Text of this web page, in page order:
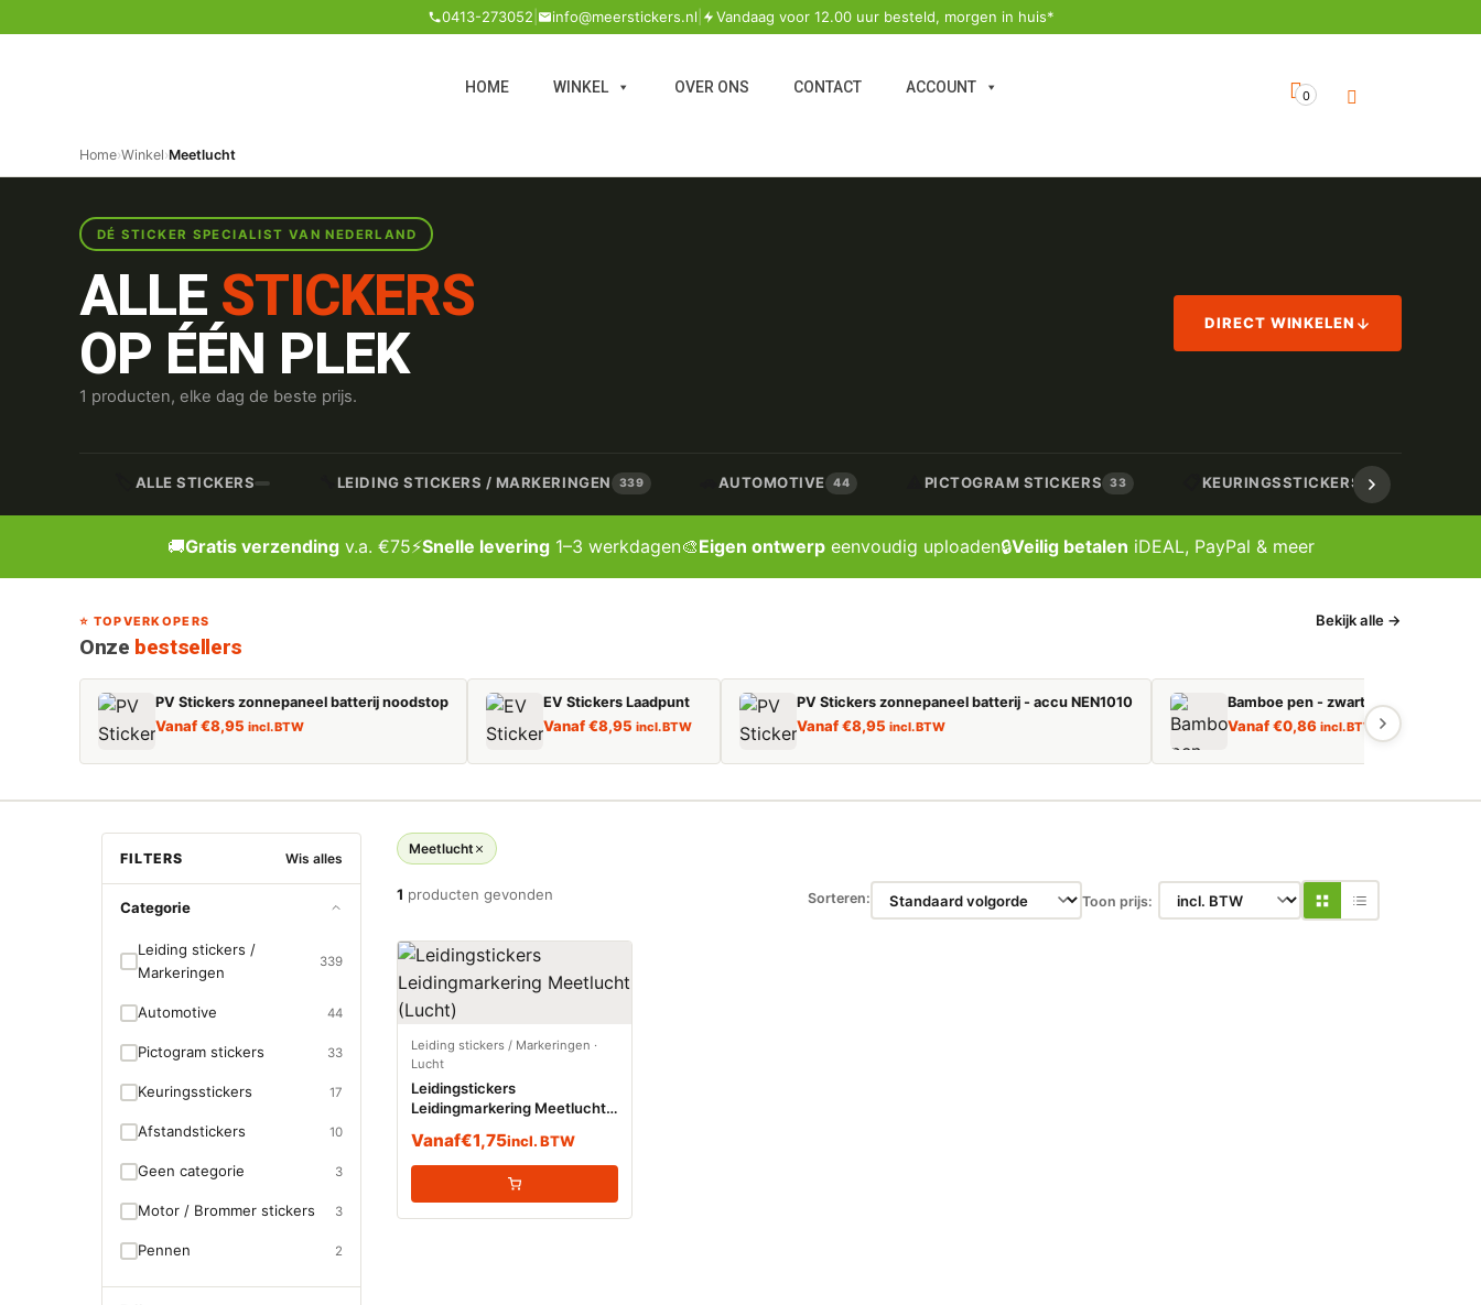
0413-273052 info@meerstickers.nl Vandaag voor 12.00 uur besteld, morgen in huis*
HOME WINKEL OVER ONS CONTACT ACCOUNT 0
Home›Winkel›Meetlucht
DÉ STICKER SPECIALIST VAN NEDERLAND
ALLE STICKERS
OP ÉÉN PLEK
1 producten, elke dag de beste prijs.
DIRECT WINKELEN
ALLE STICKERS LEIDING STICKERS / MARKERINGEN 339 AUTOMOTIVE 44 PICTOGRAM STICKERS 33 KEURINGSSTICKERS 17
🚚Gratis verzendingv.a. €75⚡Snelle levering1–3 werkdagen🎨Eigen ontwerpeenvoudig uploaden🔒Veilig betalen iDEAL, PayPal & meer
⭐ TOPVERKOPERS
Onze bestsellers
Bekijk alle →
PV Stickers zonnepaneel batterij noodstop
Vanaf€8,95 incl. BTW
EV Stickers Laadpunt
Vanaf€8,95 incl. BTW
PV Stickers zonnepaneel batterij - accu NEN1010
Vanaf€8,95 incl. BTW
Bamboe pen - zwart schrijvend
Vanaf€0,86 incl. BTW
FILTERS Wis alles
Categorie
Leiding stickers /
Markeringen
339
Automotive 44
Pictogram stickers 33
Keuringsstickers 17
Afstandstickers 10
Geen categorie 3
Motor / Brommer stickers 3
Pennen 2
Meetlucht
1 producten gevonden Sorteren: Toon prijs:
Leiding stickers / Markeringen ·
Lucht
Leidingstickers
Leidingmarkering Meetlucht
Vanaf€1,75incl. BTW